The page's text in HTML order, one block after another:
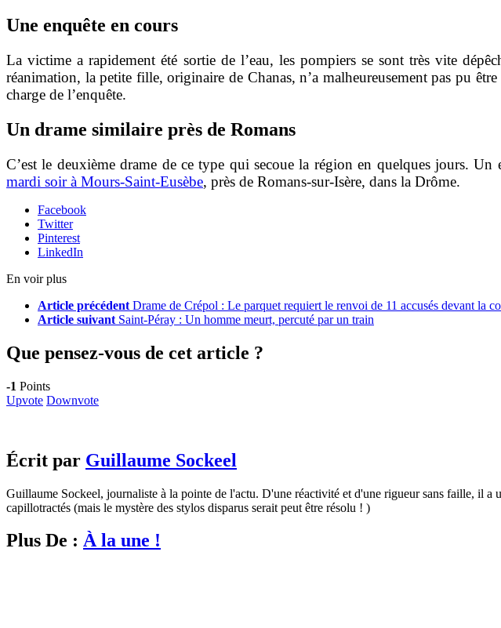
Une enquête en cours
La victime a rapidement été sortie de l’eau, les pompiers se sont très vite
réanimation, la petite fille, originaire de Chanas, n’a malheureusement pas pu
charge de l’enquête.
Un drame similaire près de Romans
C’est le deuxième drame de ce type qui secoue la région en quelques jours.
mardi soir à Mours-Saint-Eusèbe, près de Romans-sur-Isère, dans la Drôme.
Facebook
Twitter
Pinterest
LinkedIn
En voir plus
Article précédent Drame de Crépol : Le parquet requiert le renvoi de 11 accusés devant la
Article suivant Saint-Péray : Un homme meurt, percuté par un train
Que pensez-vous de cet article ?
-1 Points
Upvote Downvote
Écrit par Guillaume Sockeel
Guillaume Sockeel, journaliste à la pointe de l'actu. D'une réactivité et d'une rigueur sans faille, il
capillotractés (mais le mystère des stylos disparus serait peut être résolu ! )
Plus De : À la une !